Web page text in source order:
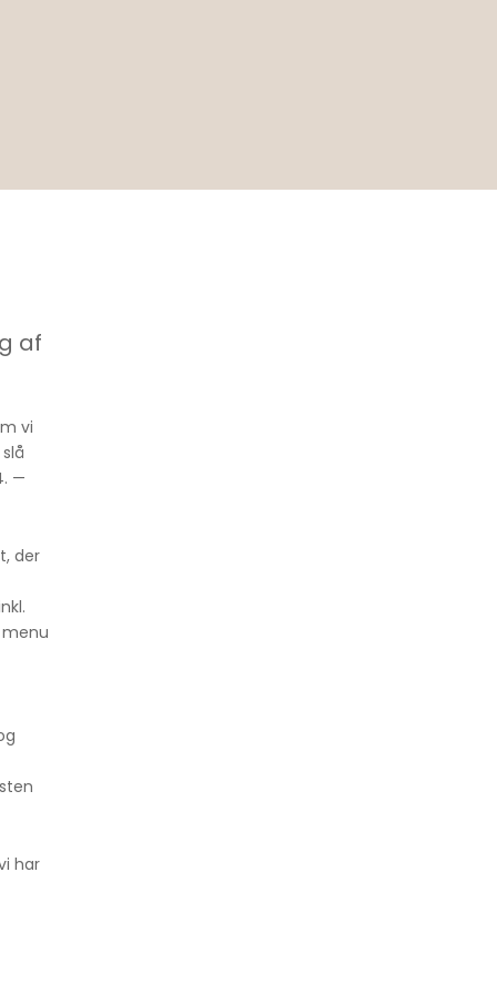
af
vi
—
der
har